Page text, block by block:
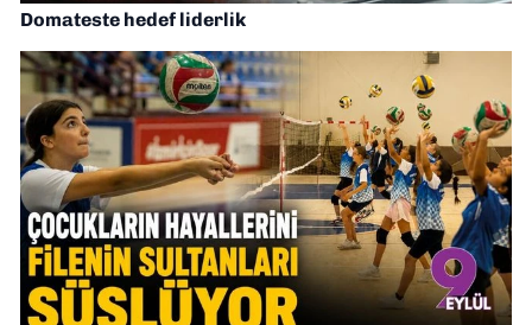
Domateste hedef liderlik